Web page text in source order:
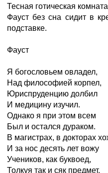
Тесная готическая
Фауст без сна сидит в
подставке.
Фауст
Я богословьем овладел,
Над философией корпел,
Юриспруденцию долбил
И медицину изучил.
Однако я при этом всем
Был и остался дураком.
В магистрах, в докторах
И за нос десять лет вожу
Учеников, как буквоед,
Толкуя так и сяк предмет.